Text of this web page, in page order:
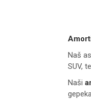
Naš
SUV,
Naši